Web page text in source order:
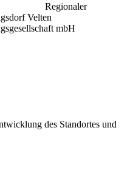
Regionaler
Velten
mbH
des Standortes und